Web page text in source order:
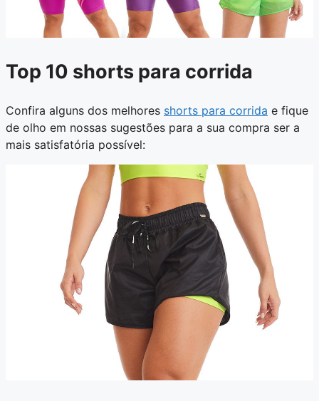
Top 10 shorts para corrida
Confira alguns dos melhores shorts para corrida e fique
de olho em nossas sugestões para a sua compra ser a
mais satisfatória possível: